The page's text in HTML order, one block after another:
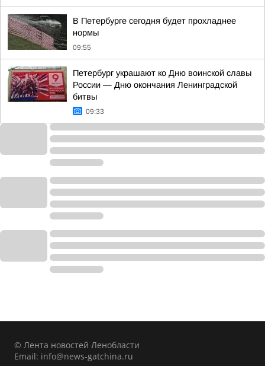
В Петербурге сегодня будет прохладнее
нормы
09:55
Петербург украшают ко Дню воинской славы
России — Дню окончания Ленинградской
битвы
09:33
© Лента новостей Ленобласти
Email: info@news-gatchina.ru